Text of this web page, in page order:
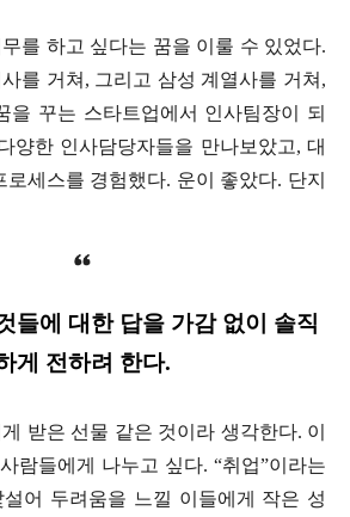
를 하고 싶다는 꿈을 이룰 수 있었다.
를 거쳐, 그리고 삼성 계열사를 거쳐,
을 꾸는 스타트업에서 인사팀장이 되
양한 인사담당자들을 만나보았고, 대
세스를 경험했다. 운이 좋았다. 단지
들에 대한 답을 가감 없이 솔직
게 전하려 한다.
받은 선물 같은 것이라 생각한다. 이
람들에게 나누고 싶다. “취업”이라는
어 두려움을 느낄 이들에게 작은 성